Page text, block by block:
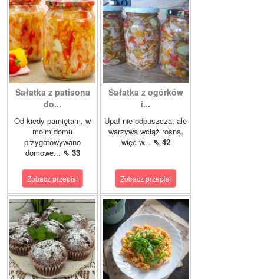
Sałatka z patisona
do...
Od kiedy pamiętam, w
moim domu
przygotowywano
domowe... ⇖ 33
Zobacz przepis!
Sałatka z ogórków
i...
Upał nie odpuszcza, ale
warzywa wciąż rosną,
więc w... ⇖ 42
Zobacz przepis!